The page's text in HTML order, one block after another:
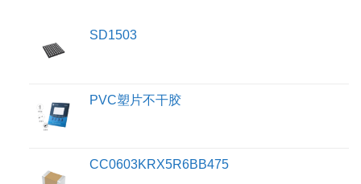
SD1503
PVC塑片不干胶
CC0603KRX5R6BB475